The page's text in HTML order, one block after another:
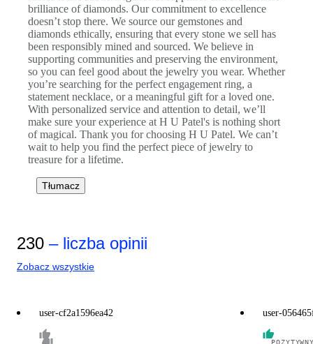
brilliance of diamonds. Our commitment to excellence
doesn’t stop there. We source our gemstones and
diamonds ethically, ensuring that every stone we sell has
been responsibly mined and sourced. We believe in
supporting communities and preserving the environment,
so you can feel good about the jewelry you wear. Whether
you’re searching for the perfect engagement ring, a
statement necklace, or a meaningful gift for a loved one.
With personalized service and attention to detail, we’ll
make sure your experience at H U Patel's is nothing short
of magical. Thank you for choosing H U Patel. We can’t
wait to help you find the perfect piece of jewelry to
treasure for a lifetime.
Tłumacz
230 – liczba opinii
Zobacz wszystkie
user-cf2a1596ea42 user-